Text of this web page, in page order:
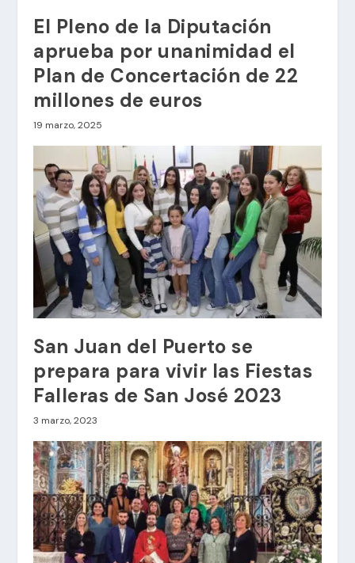
El Pleno de la Diputación
aprueba por unanimidad el
Plan de Concertación de 22
millones de euros
19 marzo, 2025
San Juan del Puerto se
prepara para vivir las Fiestas
Falleras de San José 2023
3 marzo, 2023